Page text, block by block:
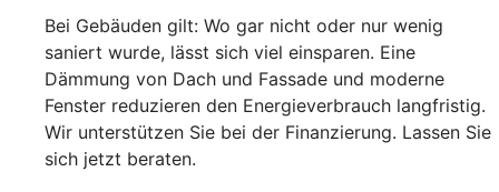
Bei Gebäuden gilt: Wo gar nicht oder nur wenig
saniert wurde, lässt sich viel einsparen. Eine
Dämmung von Dach und Fassade und moderne
Fenster reduzieren den Energieverbrauch langfristig.
Wir unterstützen Sie bei der Finanzierung. Lassen Sie
sich jetzt beraten.